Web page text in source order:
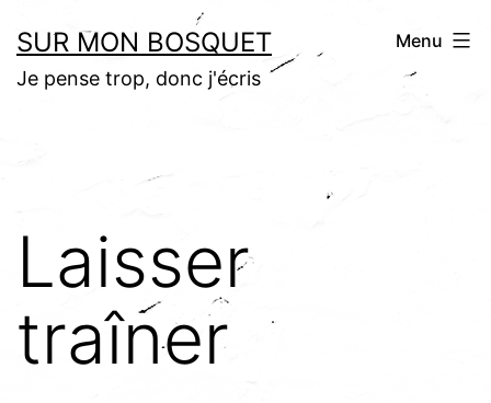
au
contenu
SUR MON BOSQUET
Je pense trop, donc j'écris
Menu
Laisser
traîner